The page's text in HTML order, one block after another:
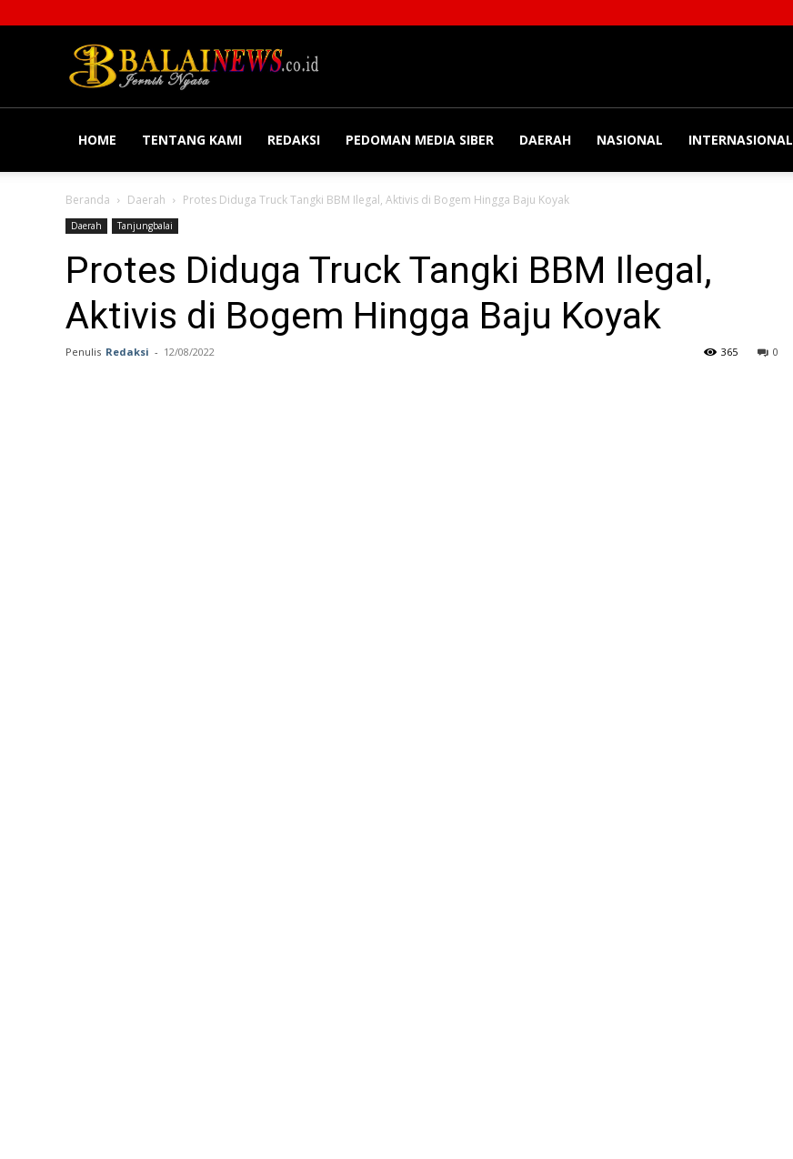
HOME TENTANG KAMI REDAKSI PEDOMAN MEDIA SIBER DAERAH NASIONAL INTERNASIONAL
Beranda Daerah Protes Diduga Truck Tangki BBM Ilegal, Aktivis di Bogem Hingga Baju Koyak
Daerah Tanjungbalai
Protes Diduga Truck Tangki BBM Ilegal,
Aktivis di Bogem Hingga Baju Koyak
Penulis Redaksi - 12/08/2022 0
365